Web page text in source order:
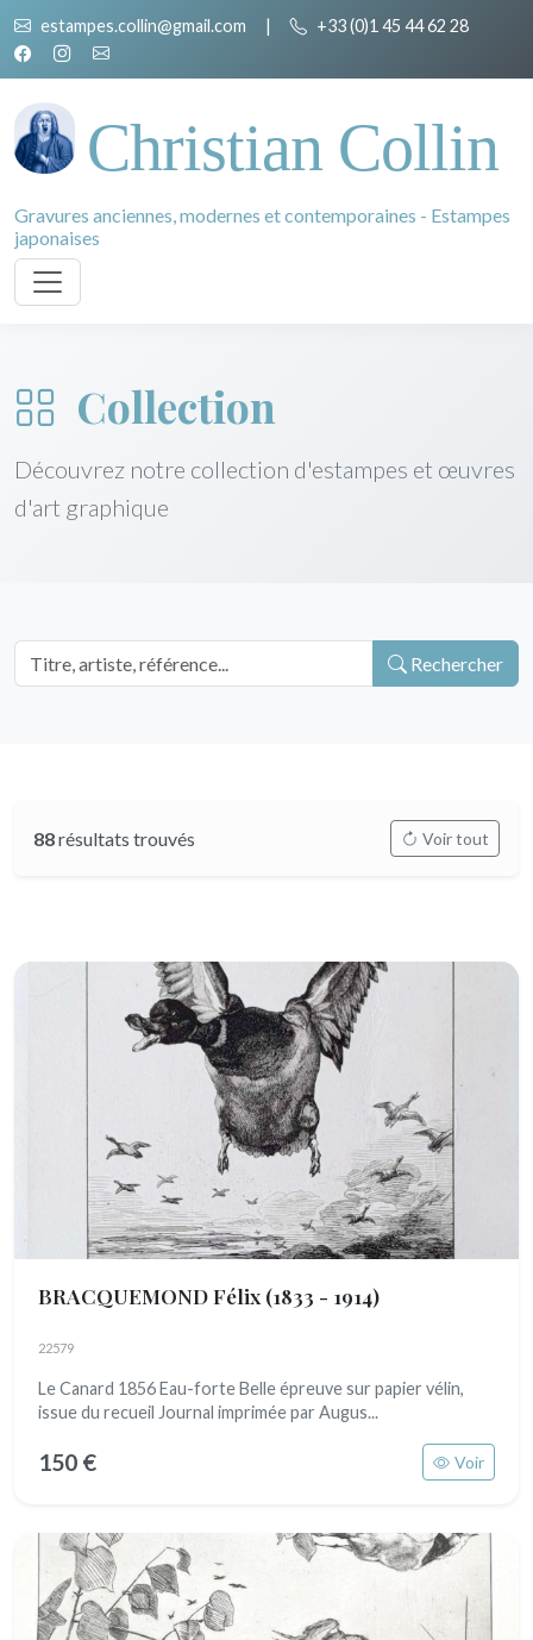
estampes.collin@gmail.com | +33 (0)1 45 44 62 28
Christian Collin
Gravures anciennes, modernes et contemporaines - Estampes
japonaises
Collection
Découvrez notre collection d'estampes et œuvres
d'art graphique
Rechercher
88résultats trouvés Voir tout
BRACQUEMOND Félix (1833 - 1914)
22579
Le Canard 1856 Eau-forte Belle épreuve sur papier vélin,
issue du recueil Journal imprimée par Augus...
150 € Voir